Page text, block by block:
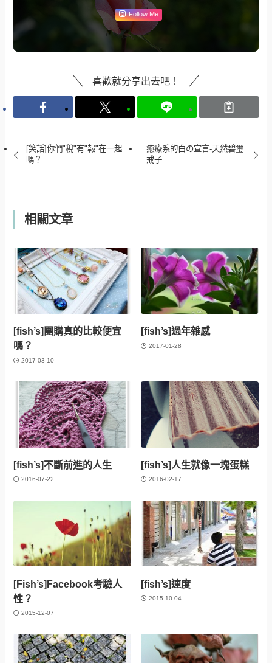
Follow Me
喜歡就分享出去吧！
[笑話]你們"稅"有"報"在一起
嗎？
癒療系的白の宣言-天然碧璽
戒子
相關文章
[fish’s]團購真的比較便宜
嗎？
2017-03-10
[fish’s]過年雜感
2017-01-28
[fish’s]不斷前進的人生
2016-07-22
[fish’s]人生就像一塊蛋糕
2016-02-17
[Fish’s]Facebook考驗人
性？
2015-12-07
[fish’s]速度
2015-10-04